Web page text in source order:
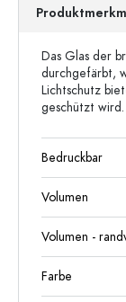
Das Glas der
durchgefärbt,
Lichtschutz
geschützt wird.
Bedruckbar
Volumen
Volumen -
Farbe